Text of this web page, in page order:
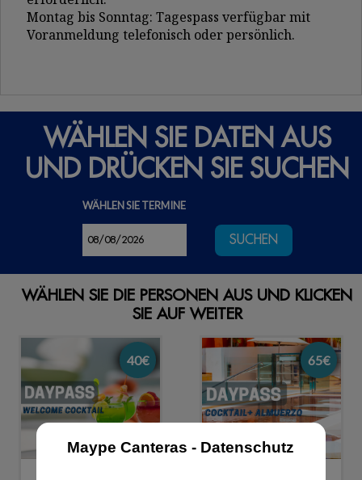
Maype Canteras - Datenschutz
Montag bis Sonntag: Tagespass verfügbar mit
Voranmeldung telefonisch oder persönlich.
WÄHLEN SIE DATEN AUS
UND DRÜCKEN SIE SUCHEN
WÄHLEN SIE TERMINE
SUCHEN
WÄHLEN SIE DIE PERSONEN AUS UND KLICKEN
SIE AUF WEITER
40€ 65€